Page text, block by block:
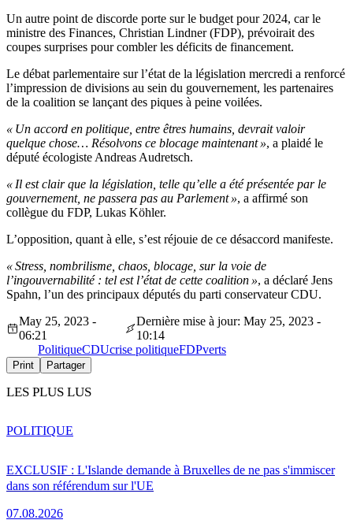
Un autre point de discorde porte sur le budget pour 2024, car le
ministre des Finances, Christian Lindner (FDP), prévoirait des
coupes surprises pour combler les déficits de financement.
Le débat parlementaire sur l’état de la législation mercredi a renforcé
l’impression de divisions au sein du gouvernement, les partenaires
de la coalition se lançant des piques à peine voilées.
« Un accord en politique, entre êtres humains, devrait valoir
quelque chose… Résolvons ce blocage maintenant », a plaidé le
député écologiste Andreas Audretsch.
« Il est clair que la législation, telle qu’elle a été présentée par le
gouvernement, ne passera pas au Parlement », a affirmé son
collègue du FDP, Lukas Köhler.
L’opposition, quant à elle, s’est réjouie de ce désaccord manifeste.
« Stress, nombrilisme, chaos, blocage, sur la voie de
l’ingouvernabilité : tel est l’état de cette coalition », a déclaré Jens
Spahn, l’un des principaux députés du parti conservateur CDU.
May 25, 2023 -
06:21
Dernière mise à jour: May 25, 2023 -
10:14
PolitiqueCDUcrise politiqueFDPverts
Print Partager
LES PLUS LUS
EXCLUSIF : L'Islande demande à Bruxelles de ne pas s'immiscer
dans son référendum sur l'UE
07.08.2026
POLITIQUE